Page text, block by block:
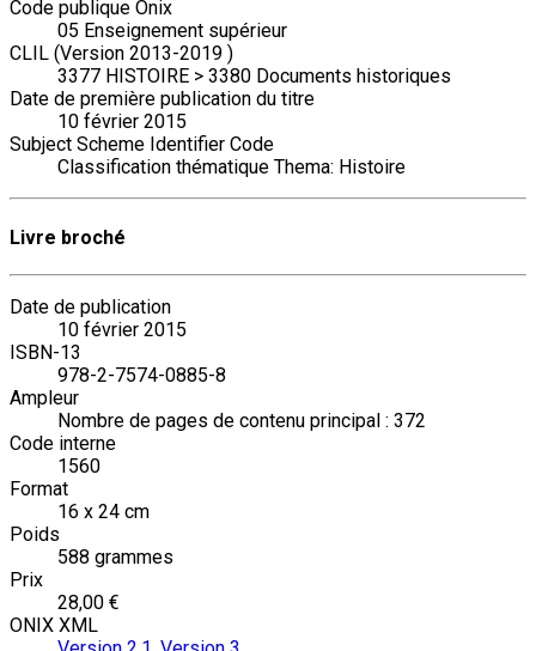
Code publique Onix
05 Enseignement supérieur
CLIL (Version 2013-2019 )
3377 HISTOIRE > 3380 Documents historiques
Date de première publication du titre
10 février 2015
Subject Scheme Identifier Code
Classification thématique Thema: Histoire
Livre broché
Date de publication
10 février 2015
ISBN-13
978-2-7574-0885-8
Ampleur
Nombre de pages de contenu principal : 372
Code interne
1560
Format
16 x 24 cm
Poids
588 grammes
Prix
28,00 €
ONIX XML